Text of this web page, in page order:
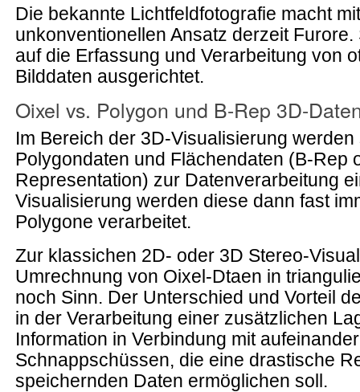
Die bekannte Lichtfeldfotografie macht
unkonventionellen Ansatz derzeit
auf die Erfassung und Verarbeitung von
Bilddaten ausgerichtet.
Oixel vs. Polygon und B-Rep 3D-
Im Bereich der 3D-Visualisierung
Polygondaten und Flächendaten (B-Rep
Representation) zur Datenverarbeitung
Visualisierung werden diese dann fast
Polygone verarbeitet.
Zur klassichen 2D- oder 3D Stereo-
Umrechnung von Oixel-Dtaen in
noch Sinn. Der Unterschied und Vorteil
in der Verarbeitung einer zusätzlichen
Information in Verbindung mit
Schnappschüssen, die eine drastische
speichernden Daten ermöglichen soll.